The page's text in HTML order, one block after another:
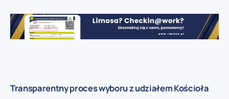
Transparentny proces wyboru z udziałem Kościoła